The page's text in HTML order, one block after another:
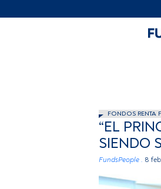
FONDOS RENTA
“EL
SIENDO
FundsPeople . 8